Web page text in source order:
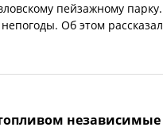
пейзажному
Об этом
независимые